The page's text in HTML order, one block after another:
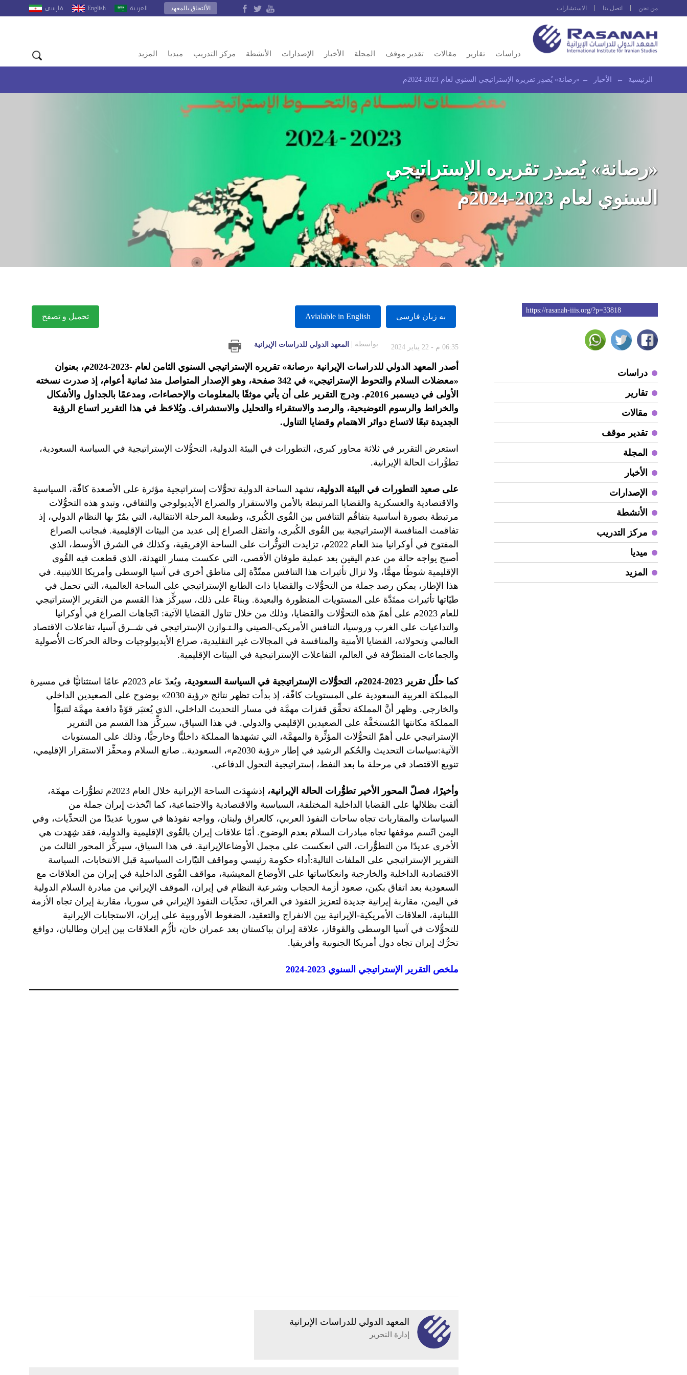
من نحن اتصل بنا الاستشارات العربية English فارسى الألتحاق بالمعهد
دراسات تقارير مقالات تقدير موقف المجلة الأخبار الإصدارات الأنشطة مركز التدريب ميديا المزيد
الرئيسية ← الأخبار ← «رصانة» يُصدِر تقريره الإستراتيجي السنوي لعام 2023-2024م
«رصانة» يُصدِر تقريره الإستراتيجي
السنوي لعام 2023-2024م
https://rasanah-iiis.org/?p=33818
دراسات
تقارير
مقالات
تقدير موقف
المجلة
الأخبار
الإصدارات
الأنشطة
مركز التدريب
ميديا
المزيد
به زبان فارسى Avialable in English تحميل و تصفح
06:35 م - 22 يناير 2024 بواسطة المعهد الدولي للدراسات الإيرانية
أصدر المعهد الدولي للدراسات الإيرانية «رصانة» تقريره الإستراتيجي السنوي الثامن لعام -2023-2024م، بعنوان
«معضلات السلام والتحوط الإستراتيجي» في 342 صفحة، وهو الإصدار المتواصل منذ ثمانية أعوام، إذ صدرت نسخته
الأولى في ديسمبر 2016م. ودرج التقرير على أن يأتي موثقًا بالمعلومات والإحصاءات، ومدعمًا بالجداول والأشكال
والخرائط والرسوم التوضيحية، والرصد والاستقراء والتحليل والاستشراف. ويُلاحَظ في هذا التقرير اتساع الرؤية
الجديدة تبعًا لاتساع دوائر الاهتمام وقضايا التناول.
استعرض التقرير في ثلاثة محاور كبرى، التطورات في البيئة الدولية، التحوُّلات الإستراتيجية في السياسة السعودية،
تطوُّرات الحالة الإيرانية.
على صعيد التطورات في البيئة الدولية، تشهد الساحة الدولية تحوُّلات إستراتيجية مؤثرة على الأصعدة كافّة، السياسية
والاقتصادية والعسكرية والقضايا المرتبطة بالأمن والاستقرار والصراع الأيديولوجي والثقافي، وتبدو هذه التحوُّلات
مرتبطة بصورة أساسية بتفاقُم التنافس بين القُوى الكُبرى، وطبيعة المرحلة الانتقالية، التي يمُرّ بها النظام الدولي، إذ
تفاقمت المنافسة الإستراتيجية بين القُوى الكُبرى، وانتقل الصراع إلى عديد من البيئات الإقليمية. فبجانب الصراع
المفتوح في أوكرانيا منذ العام 2022م، تزايدت التوتُّرات على الساحة الإفريقية، وكذلك في الشرق الأوسط، الذي
أصبح يواجه حالة من عدم اليقين بعد عملية طوفان الأقصى، التي عكست مسار التهدئة، الذي قطعت فيه القُوى
الإقليمية شوطًا مهمًّا، ولا تزال تأثيرات هذا التنافس ممتّدَّة إلى مناطق أخرى في آسيا الوسطى وأمريكا اللاتينية. في
هذا الإطار، يمكن رصد جملة من التحوُّلات والقضايا ذات الطابع الإستراتيجي على الساحة العالمية، التي تحمل في
طيّاتها تأثيرات ممتَدَّة على المستويات المنظورة والبعيدة. وبناءً على ذلك، سيركِّز هذا القسم من التقرير الإستراتيجي
للعام 2023م على أهمّ هذه التحوُّلات والقضايا، وذلك من خلال تناول القضايا الآتية: اتّجاهات الصراع في أوكرانيا
والتداعيات على الغرب وروسيا، التنافس الأمريكي-الصيني والـتـوازن الإستراتيجي في شــرق آسيا، تفاعلات الاقتصاد
العالمي وتحولاته، القضايا الأمنية والمنافسة في المجالات غير التقليدية، صراع الأيديولوجيات وحالة الحركات الأُصولية
والجماعات المتطرِّفة في العالم، التفاعلات الإستراتيجية في البيئات الإقليمية.
كما حلّل تقرير 2023-2024م، التحوُّلات الإستراتيجية في السياسة السعودية ،
ويُعدّ عام 2023م عامًا استثنائيًّا في مسيرة
المملكة العربية السعودية على المستويات كافّة، إذ بدأت تظهر نتائج «رؤية 2030» بوضوح على الصعيدين الداخلي
والخارجي. وظهر أنَّ المملكة تحقِّق قفزات مهمَّة في مسار التحديث الداخلي، الذي يُعتبَر قوّةً دافعة مهمَّة لتتبوّأ
المملكة مكانتها المُستحَقَّة على الصعيدين الإقليمي والدولي. في هذا السياق، سيركِّز هذا القسم من التقرير
الإستراتيجي على أهمّ التحوُّلات المؤثِّرة والمهمَّة، التي تشهدها المملكة داخليًّا وخارجيًّا، وذلك على المستويات
الآتية:سياسات التحديث والحُكم الرشيد في إطار «رؤية 2030م»، السعودية.. صانع السلام ومحفِّز الاستقرار الإقليمي،
تنويع الاقتصاد في مرحلة ما بعد النفط، إستراتيجية التحول الدفاعي.
وأخيرًا، فصلّ المحور الأخير تطوُّرات الحالة الإيرانية،
إذشهِدَت الساحة الإيرانية خلال العام 2023م تطوُّرات مهمّة،
ألقت بظلالها على القضايا الداخلية المختلفة، السياسية والاقتصادية والاجتماعية، كما اتّخذت إيران جملة من
السياسات والمقاربات تجاه ساحات النفوذ العربي، كالعراق ولبنان، وواجه نفوذها في سوريا عديدًا من التحدِّيات، وفي
اليمن اتّسم موقفها تجاه مبادرات السلام بعدم الوضوح. أمّا علاقات إيران بالقُوى الإقليمية والدولية، فقد شِهَدت هي
الأخرى عديدًا من التطوُّرات، التي انعكست على مجمل الأوضاعالإيرانية. في هذا السياق، سيركِّز المحور الثالث من
التقرير الإستراتيجي على الملفات التالية:أداء حكومة رئيسي ومواقف التيّارات السياسية قبل الانتخابات، السياسة
الاقتصادية الداخلية والخارجية وانعكاساتها على الأوضاع المعيشية، مواقف القُوى الداخلية في إيران من العلاقات مع
السعودية بعد اتفاق بكين، صعود أزمة الحجاب وشرعية النظام في إيران، الموقف الإيراني من مبادرة السلام الدولية
في اليمن، مقاربة إيرانية جديدة لتعزيز النفوذ في العراق، تحدِّيات النفوذ الإيراني في سوريا، مقاربة إيران تجاه الأزمة
اللبنانية، العلاقات الأمريكية-الإيرانية بين الانفراج والتعقيد، الضغوط الأوروبية على إيران، الاستجابات الإيرانية
للتحوُّلات في آسيا الوسطى والقوقاز، علاقة إيران بباكستان بعد عمران خان، تأزُّم العلاقات بين إيران وطالبان، دوافع
تحرُّك إيران تجاه دول أمريكا الجنوبية وأفريقيا.
ملخص التقرير الإستراتيجي السنوي 2023-2024
المعهد الدولي للدراسات الإيرانية
إدارة التحرير